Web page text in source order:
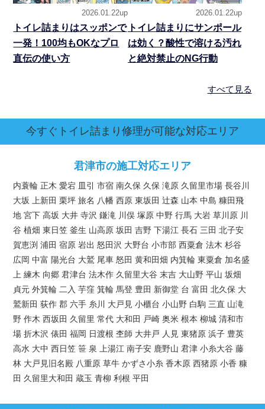
2026.01.22up
トイレ詰まりはスッポンで
一発！100均もOKなプロ
直伝の使い方
2026.01.22up
トイレ詰まりにサンポール
は効く？酸性で溶ける汚れ
と絶対禁止のNG行動
すべて見る
今すぐトイレ詰まり修理が可能な対応エリア
君津市の施工対応エリア
内蓑輪 正木 愛宕 皿引 市宿 南久保 久保 滝原 久留里市場 長谷川
大坂 上新田 栗坪 旅名 八幡 西原 東坂田 辻森 山本 中島 糠田飛
地 宮下 高坂 大井 寺沢 鎌滝 川俣 塚原 中野 行馬 大岩 草川原 川
谷 植畑 東日笠 釜生 山高原 坂田 吉野 下湯江 長石 三田 北子安
賀恵渕 浦田 宿原 岩出 怒田沢 大野台 小市部 西粟倉 法木 杉谷
広岡 中富 陽光台 大鷲 尾車 怒田 黄和田畑 内箕輪 東粟倉 加名盛
上 練木 向郷 君津台 法木作 久留里大谷 末吉 大山野 平山 坂畑
貞元 外箕輪 二入 芋窪 箕輪 馬登 豊田 新御堂 台 富田 北久保 大
鷲新田 荻作 郡 六手 糸川 大戸見 小櫃台 小山野 白駒 三直 山滝
野 作木 西坂田 久留里 常代 大和田 戸崎 奥米 根本 柳城 清和市
場 折木沢 俵田 福岡 日渡根 杢師 大井戸 人見 東猪原 浜子 豊英
高水 大中 西日笠 笹 泉 上湯江 南子安 鹿野山 君津 小糸大谷 藤
林 大戸見旧名殿 八重原 草牛 かずさ小糸 香木原 西猪原 小香 糠
田 久留里大和田 蔵玉 青柳 利根 平田